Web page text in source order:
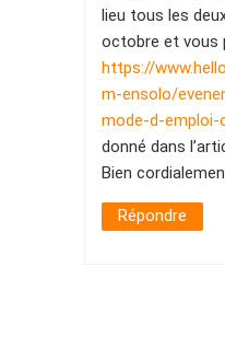
lieu tous les
octobre et vous
https://
m-ensolo/
mode-d-emploi-
donné dans
Bien
Répondre